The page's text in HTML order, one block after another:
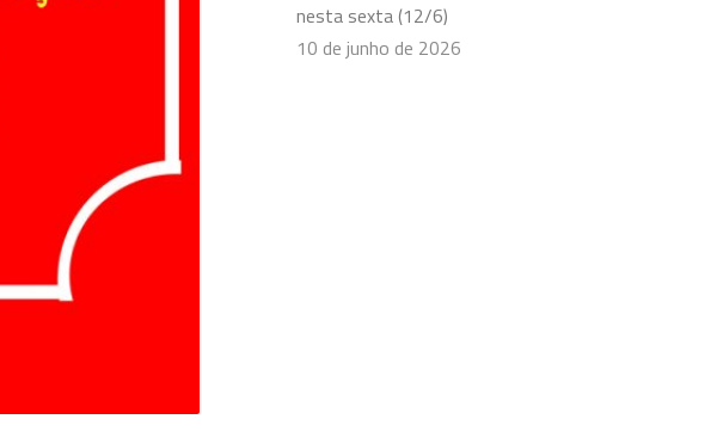
nesta sexta (12/6)
10 de junho de 2026